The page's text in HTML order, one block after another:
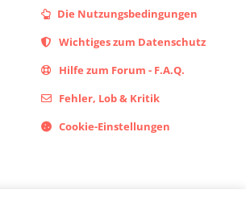
Die Nutzungsbedingungen
Wichtiges zum Datenschutz
Hilfe zum Forum - F.A.Q.
Fehler, Lob & Kritik
Cookie-Einstellungen